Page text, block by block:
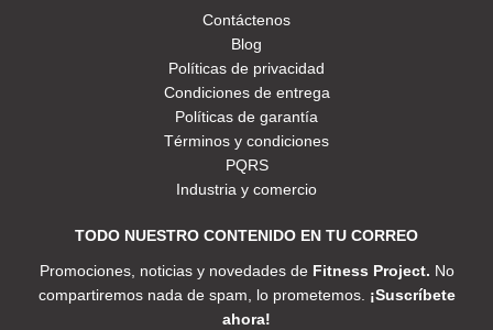
Contáctenos
Blog
Políticas de privacidad
Condiciones de entrega
Políticas de garantía
Términos y condiciones
PQRS
Industria y comercio
TODO NUESTRO CONTENIDO EN TU CORREO
Promociones, noticias y novedades de Fitness Project. No
compartiremos nada de spam, lo prometemos. ¡Suscríbete
ahora!